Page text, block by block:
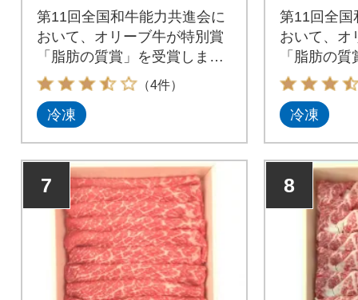
第11回全国和牛能力共進会に
おいて、オリーブ牛が特別賞
「脂肪の質賞」を受賞しまし
た。
（4件）
冷凍
第11回全国
おいて、オ
「脂肪の
た。
冷凍
7 8